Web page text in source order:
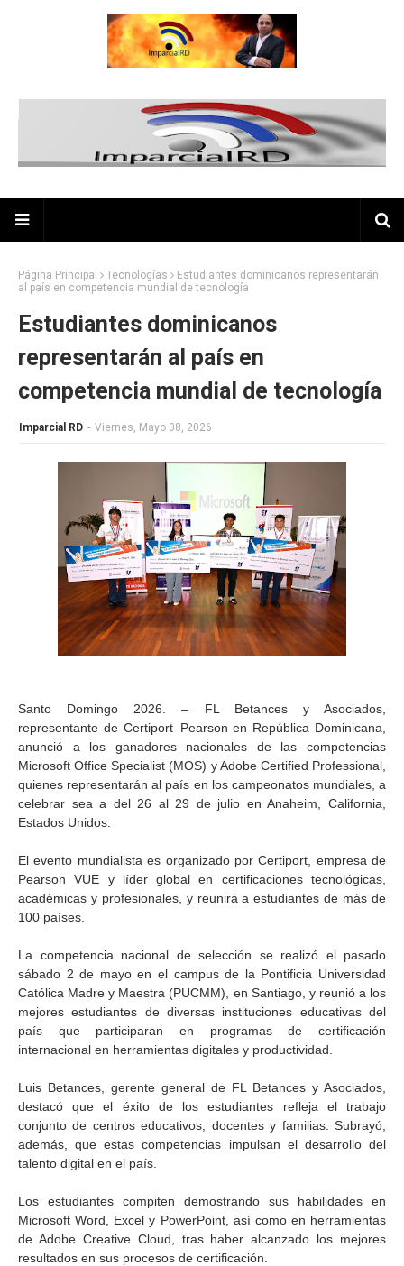
Página Principal Tecnologías
Estudiantes dominicanos representarán
al país en competencia mundial de tecnología
Estudiantes dominicanos
representarán al país en
competencia mundial de tecnología
Imparcial RD - Viernes, Mayo 08, 2026
Santo Domingo 2026. – FL Betances y Asociados,
representante de Certiport–Pearson en República Dominicana,
anunció a los ganadores nacionales de las competencias
Microsoft Office Specialist (MOS) y Adobe Certified Professional,
quienes representarán al país en los campeonatos mundiales, a
celebrar sea a del 26 al 29 de julio en Anaheim, California,
Estados Unidos.
El evento mundialista es organizado por Certiport, empresa de
Pearson VUE y líder global en certificaciones tecnológicas,
académicas y profesionales, y reunirá a estudiantes de más de
100 países.
La competencia nacional de selección se realizó el pasado
sábado 2 de mayo en el campus de la Pontificia Universidad
Católica Madre y Maestra (PUCMM), en Santiago, y reunió a los
mejores estudiantes de diversas instituciones educativas del
país que participaran en programas de certificación
internacional en herramientas digitales y productividad.
Luis Betances, gerente general de FL Betances y Asociados,
destacó que el éxito de los estudiantes refleja el trabajo
conjunto de centros educativos, docentes y familias. Subrayó,
además, que estas competencias impulsan el desarrollo del
talento digital en el país.
Los estudiantes compiten demostrando sus habilidades en
Microsoft Word, Excel y PowerPoint, así como en herramientas
de Adobe Creative Cloud, tras haber alcanzado los mejores
resultados en sus procesos de certificación.